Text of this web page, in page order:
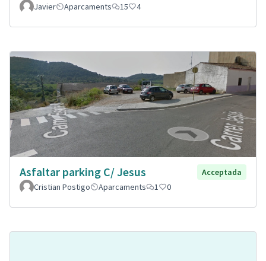
Javier
Aparcaments 15 4
Asfaltar parking C/ Jesus
Acceptada
Cristian Postigo
Aparcaments 1 0